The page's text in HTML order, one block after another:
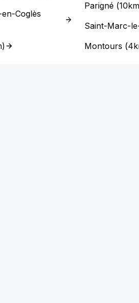
Coglès
)
Parigné (10km
Saint-Marc-
Montours (